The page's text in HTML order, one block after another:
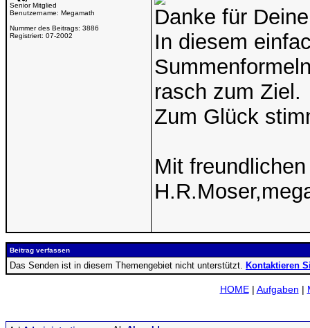
Senior Mitglied
Benutzername: Megamath
Nummer des Beitrags: 3886
Registriert: 07-2002
Danke für
In diesem
rasch zum Ziel.
Zum Glück
Mit
Beitrag verfassen
Das Senden ist in diesem Themengebiet nicht unterstützt. Kontaktieren
HOME| Aufgaben |